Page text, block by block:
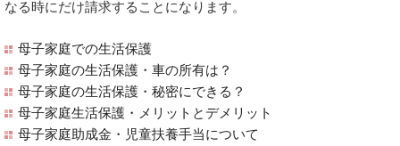
なる時にだけ請求することになります。
母子家庭での生活保護
母子家庭の生活保護・車の所有は？
母子家庭の生活保護・秘密にできる？
母子家庭生活保護・メリットとデメリット
母子家庭助成金・児童扶養手当について